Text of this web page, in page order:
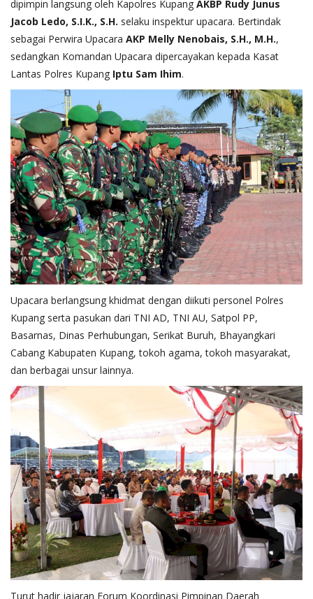
dipimpin langsung oleh Kapolres Kupang AKBP Rudy Junus
Jacob Ledo, S.I.K., S.H. selaku inspektur upacara. Bertindak
sebagai Perwira Upacara AKP Melly Nenobais, S.H., M.H.,
sedangkan Komandan Upacara dipercayakan kepada Kasat
Lantas Polres Kupang Iptu Sam Ihim.
Upacara berlangsung khidmat dengan diikuti personel Polres
Kupang serta pasukan dari TNI AD, TNI AU, Satpol PP,
Basarnas, Dinas Perhubungan, Serikat Buruh, Bhayangkari
Cabang Kabupaten Kupang, tokoh agama, tokoh masyarakat,
dan berbagai unsur lainnya.
Turut hadir jajaran Forum Koordinasi Pimpinan Daerah